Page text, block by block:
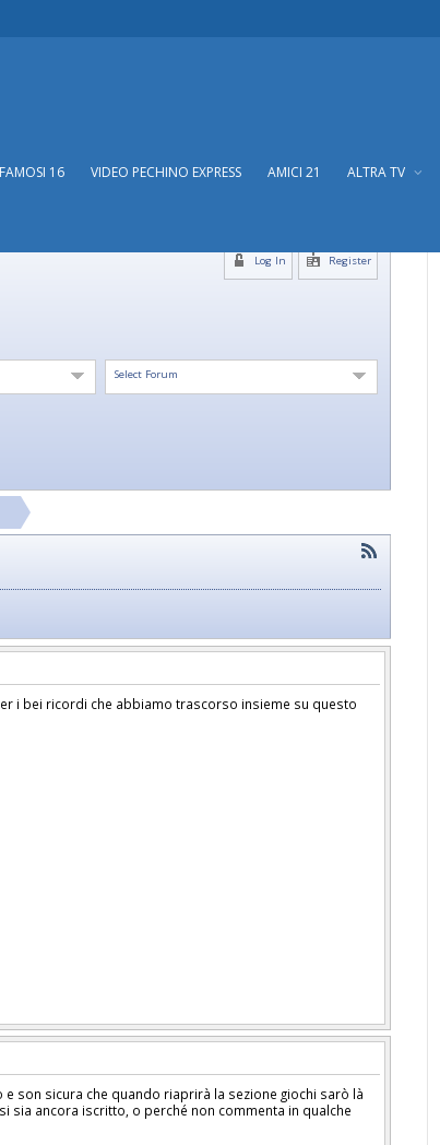
16 VIDEO PECHINO EXPRESS AMICI 21 ALTRA TV
Register
Log In
Select Forum
i bei ricordi che abbiamo trascorso insieme su questo
e son sicura che quando riaprirà la sezione giochi sarò là
sia ancora iscritto, o perché non commenta in qualche